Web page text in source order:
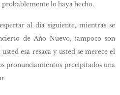
lo haya hecho.
al día siguiente, mientras se
de Año Nuevo, tampoco son
esa resaca y usted se merece el
pronunciamientos precipitados una
.